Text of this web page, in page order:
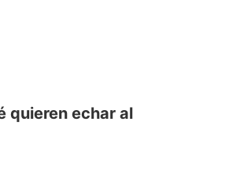
quieren echar al